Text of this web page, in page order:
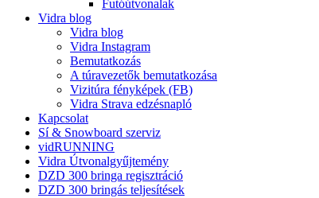
Futóútvonalak
Vidra blog
Vidra blog
Vidra Instagram
Bemutatkozás
A túravezetők bemutatkozása
Vizitúra fényképek (FB)
Vidra Strava edzésnapló
Kapcsolat
Sí & Snowboard szerviz
vidRUNNING
Vidra Útvonalgyűjtemény
DZD 300 bringa regisztráció
DZD 300 bringás teljesítések